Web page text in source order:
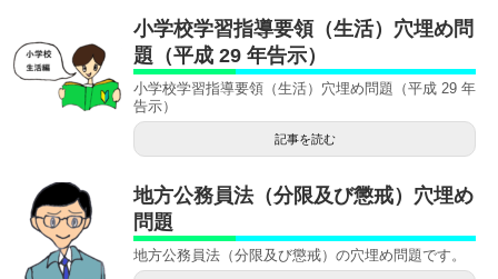
小学校学習指導要領（生活）穴埋め問
題（平成 29 年告示）
小学校学習指導要領（生活）穴埋め問題（平成 29 年
告示）
記事を読む
地方公務員法（分限及び懲戒）穴埋め
問題
地方公務員法（分限及び懲戒）の穴埋め問題です。